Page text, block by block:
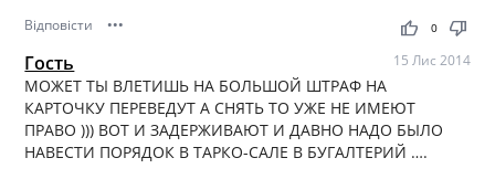
Відповісти ••• thumb_up thumb_down
0
Гость 15 Лис 2014
МОЖЕТ ТЫ ВЛЕТИШЬ НА БОЛЬШОЙ ШТРАФ НА
КАРТОЧКУ ПЕРЕВЕДУТ А СНЯТЬ ТО УЖЕ НЕ ИМЕЮТ
ПРАВО ))) ВОТ И ЗАДЕРЖИВАЮТ И ДАВНО НАДО БЫЛО
НАВЕСТИ ПОРЯДОК В ТАРКО-САЛЕ В БУГАЛТЕРИЙ ….